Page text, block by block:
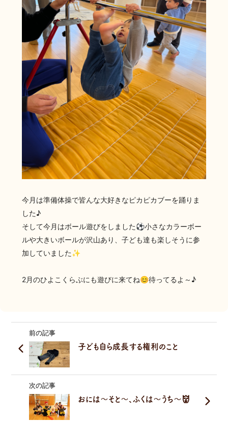
今月は準備体操で皆んな大好きなピカピカブーを踊りま
した♪
そして今月はボール遊びをしました⚽小さなカラーボー
ルや大きいボールが沢山あり、子ども達も楽しそうに参
加していました✨
2月のひよこくらぶにも遊びに来てね😊待ってるよ～♪
前の記事
子ども自ら成長する権利のこと
次の記事
おには～そと～、ふくは～うち～👹